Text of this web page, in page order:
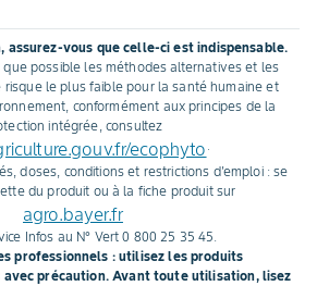
vous que celle-ci est indispensable.
que possible les méthodes alternatives et les
le plus faible pour la santé humaine et
conformément aux principes de la
intégrée, consultez
ecophyto .
doses, conditions et restrictions d'emploi : se
du produit ou à la fiche produit sur
agro.bayer.fr
Infos au N° Vert 0 800 25 35 45.
professionnels : utilisez les produits
précaution. Avant toute utilisation, lisez